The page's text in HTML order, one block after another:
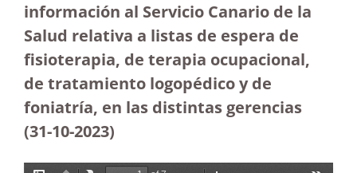
información al Servicio Canario de la
Salud relativa a listas de espera de
fisioterapia, de terapia ocupacional,
de tratamiento logopédico y de
foniatría, en las distintas gerencias
(31-10-2023)